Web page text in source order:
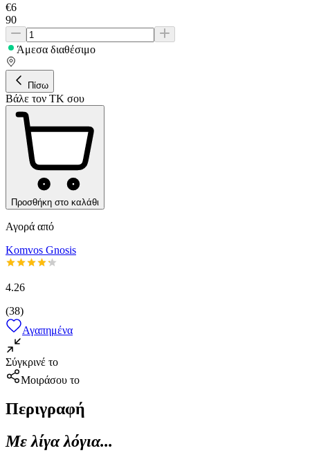
€6
90
Άμεσα διαθέσιμο
Πίσω
Βάλε τον ΤΚ σου
Προσθήκη στο καλάθι
Αγορά από
Komvos Gnosis
4.26
(38)
Αγαπημένα
Σύγκρινέ το
Μοιράσου το
Περιγραφή
Με λίγα λόγια...